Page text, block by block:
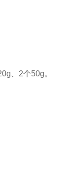
、2个50g。